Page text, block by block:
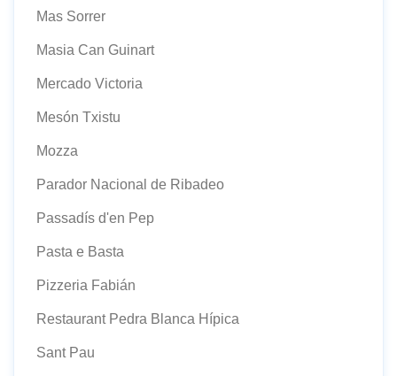
Mas Sorrer
Masia Can Guinart
Mercado Victoria
Mesón Txistu
Mozza
Parador Nacional de Ribadeo
Passadís d'en Pep
Pasta e Basta
Pizzeria Fabián
Restaurant Pedra Blanca Hípica
Sant Pau